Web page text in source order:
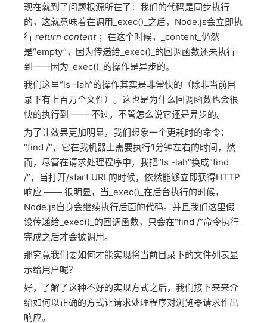
现在就到了问题根源所在了：我们的代码是同步执行
的，这就意味着在调用_exec()_之后，Node.js会立即执
行 return content；在这个时候，_content_仍然
是“empty”，因为传递给_exec()_的回调函数还未执行
到——因为_exec()_的操作是异步的。
我们这里“ls -lah”的操作其实是非常快的（除非当前目
录下有上百万个文件）。这也是为什么回调函数也会很
快的执行到 —— 不过，不管怎么说它还是异步的。
为了让效果更加明显，我们想象一个更耗时的命令：
“find /”，它在我机器上需要执行1分钟左右的时间，然
而，尽管在请求处理程序中，我把“ls -lah”换成“find
/”，当打开/start URL的时候，依然能够立即获得HTTP
响应 —— 很明显，当_exec()_在后台执行的时候，
Node.js自身会继续执行后面的代码。并且我们这里假
设传递给_exec()_的回调函数，只会在“find /”命令执行
完成之后才会被调用。
那究竟我们要如何才能实现将当前目录下的文件列表显
示给用户呢？
好，了解了这种不好的实现方式之后，我们接下来来介
绍如何以正确的方式让请求处理程序对浏览器请求作出
响应。